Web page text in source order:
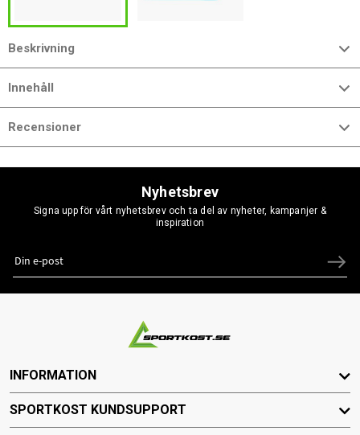
Beskrivning
Innehåll
Recensioner
Nyhetsbrev
Signa upp för vårt nyhetsbrev och ta del av nyheter, kampanjer &
inspiration
INFORMATION
SPORTKOST KUNDSUPPORT